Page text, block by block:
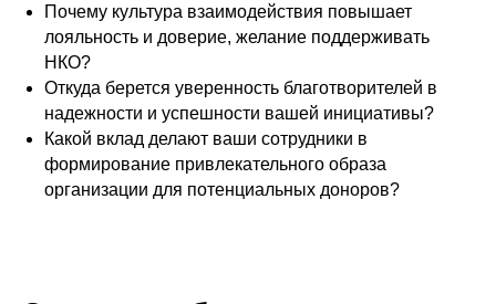
Почему культура взаимодействия повышает
лояльность и доверие, желание поддерживать
НКО?
Откуда берется уверенность благотворителей в
надежности и успешности вашей инициативы?
Какой вклад делают ваши сотрудники в
формирование привлекательного образа
организации для потенциальных доноров?
Для НКО
О нас
Кейсы
Контакты